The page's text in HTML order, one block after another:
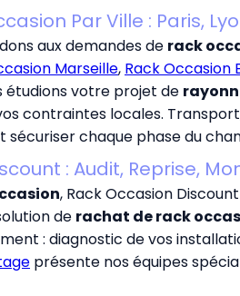
Par Ville : Paris,
aux demandes de rack
Marseille, Rack Occasion
étudions votre projet de
contraintes locales.
chaque phase du
: Audit, Reprise,
, Rack Occasion
de rachat de rack
: diagnostic de vos
présente nos équipes